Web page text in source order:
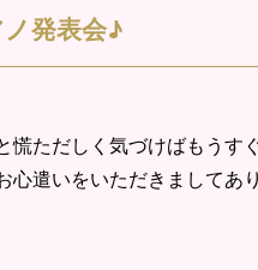
発表会♪
慌ただしく気づけばもうす
遣いをいただきましてあ